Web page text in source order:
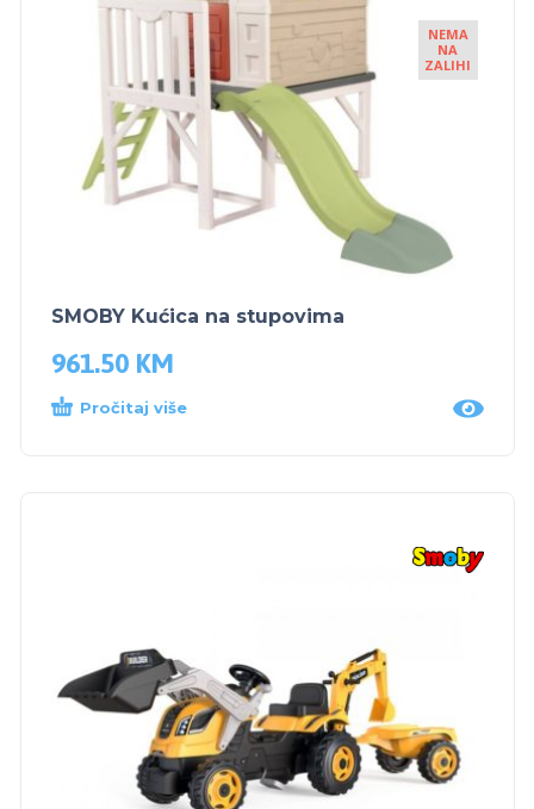
NEMA
NA
ZALIHI
SMOBY Kućica na stupovima
961.50 KM
Pročitaj više